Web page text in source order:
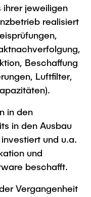
ihrer jeweiligen
realisiert
Beschaffung
Luftfilter,
in den
in den Ausbau
und u.a.
und
beschafft.
Vergangenheit